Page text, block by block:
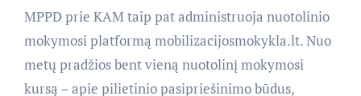
MPPD prie KAM taip pat administruoja nuotolinio
mokymosi platformą mobilizacijosmokykla.lt. Nuo
metų pradžios bent vieną nuotolinį mokymosi
kursą – apie pilietinio pasipriešinimo būdus,